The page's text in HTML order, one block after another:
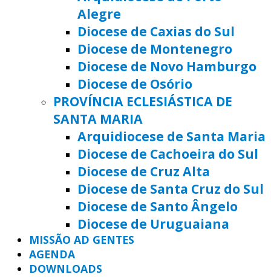
Alegre
Diocese de Caxias do Sul
Diocese de Montenegro
Diocese de Novo Hamburgo
Diocese de Osório
PROVÍNCIA ECLESIÁSTICA DE
SANTA MARIA
Arquidiocese de Santa Maria
Diocese de Cachoeira do Sul
Diocese de Cruz Alta
Diocese de Santa Cruz do Sul
Diocese de Santo Ângelo
Diocese de Uruguaiana
MISSÃO AD GENTES
AGENDA
DOWNLOADS